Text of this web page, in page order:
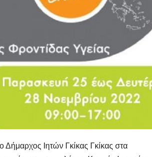
Δήμαρχος Ιητών Γκίκας Γκίκας στα